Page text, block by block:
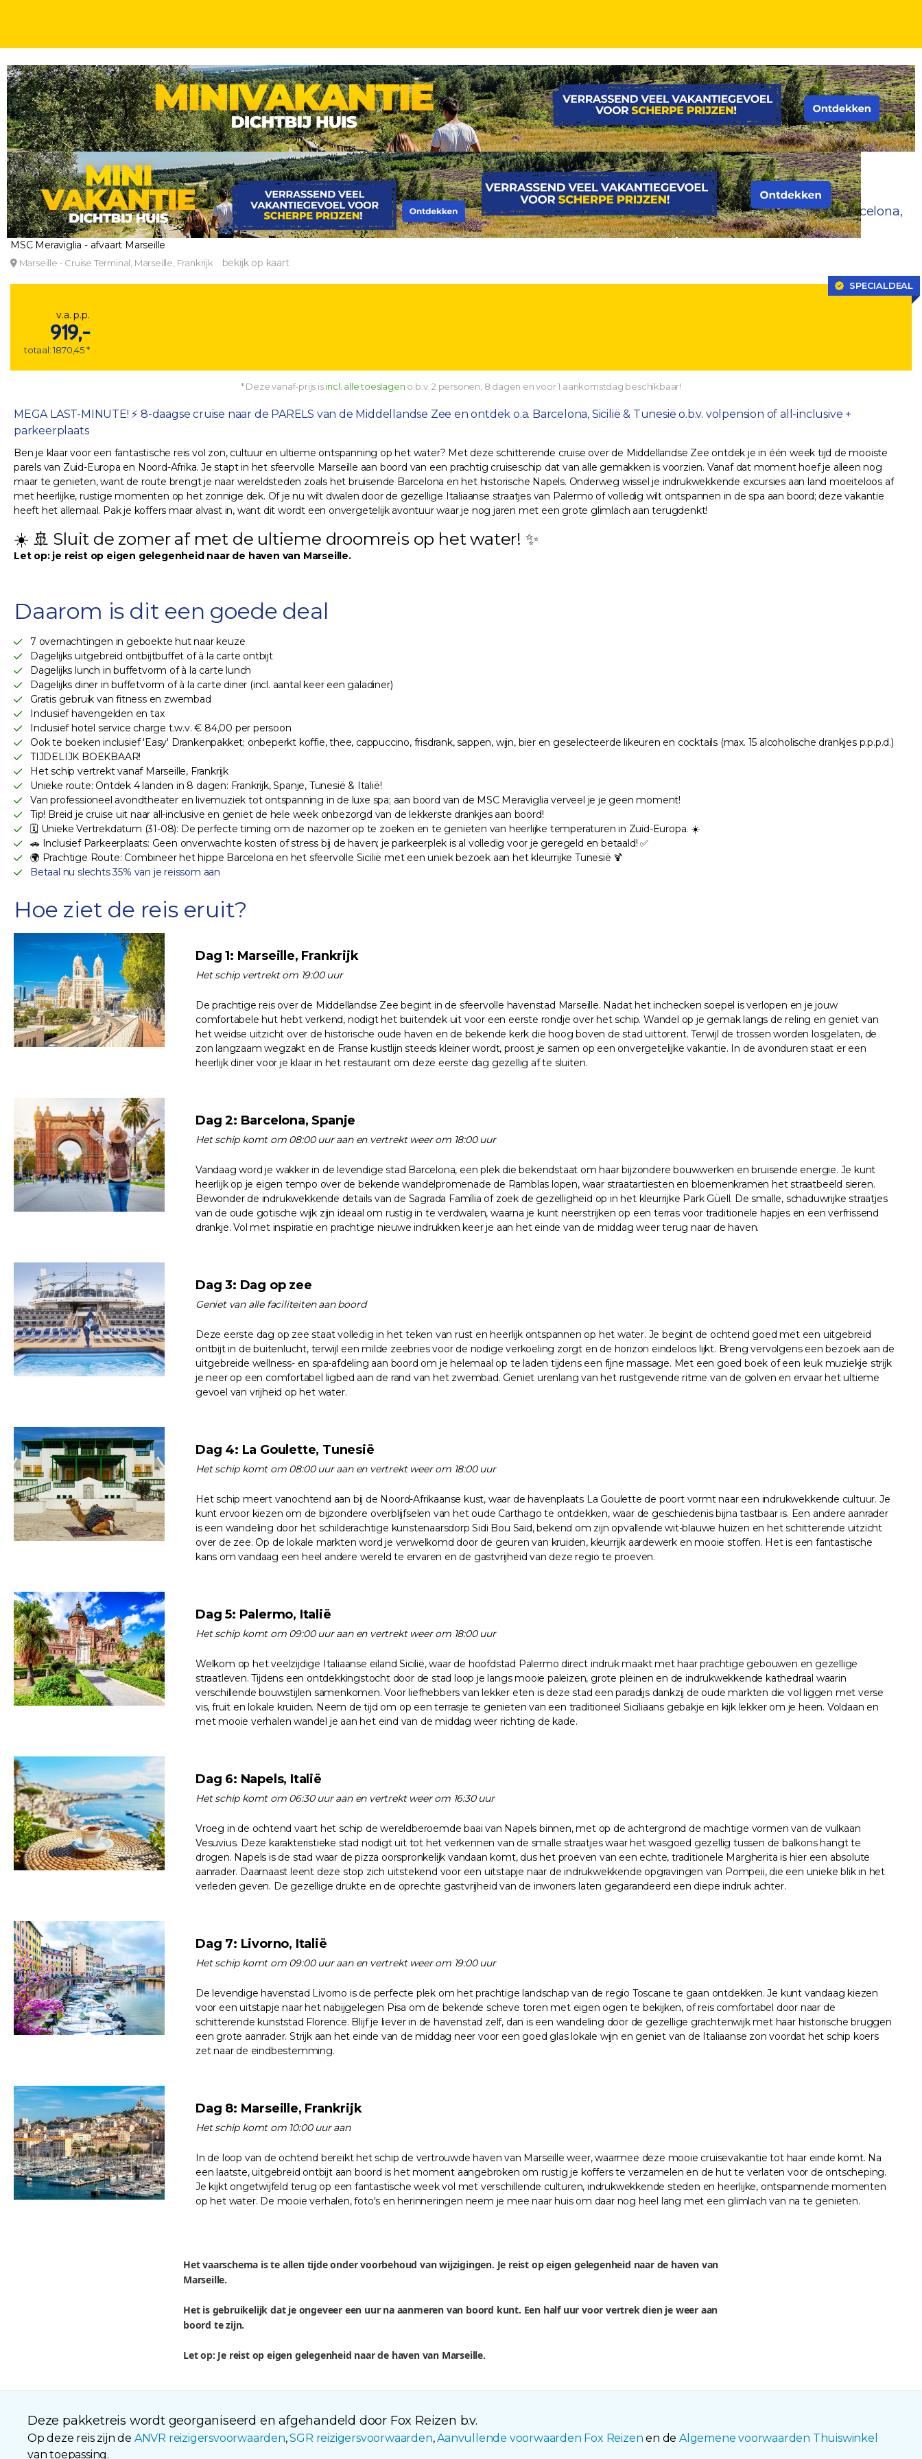
WEEKJE CRUISES 8 DAGEN INCL. ONTBIJT
MEGA LAST-MINUTE! ⚡ Vertrek 31 augustus en ontdek de PARELS van de Middellandse Zee! Cruise mee met de MSC Meraviglia naar o.a. Barcelona,
Sicilië & Tunesië o.b.v. volpension of all-inclusive + parkeerplaats
MSC Meraviglia - afvaart Marseille
Marseille - Cruise Terminal, Marseille, Frankrijk bekijk op kaart
SPECIALDEAL
v.a. p.p.
919,-
totaal: 1870,45 *
* Deze vanaf-prijs isincl. alle toeslagen o.b.v. 2 personen, 8 dagen en voor 1 aankomstdag beschikbaar!
MEGA LAST-MINUTE! ⚡ 8-daagse cruise naar de PARELS van de Middellandse Zee en ontdek o.a. Barcelona, Sicilië & Tunesië o.b.v. volpension of all-inclusive +
parkeerplaats
Ben je klaar voor een fantastische reis vol zon, cultuur en ultieme ontspanning op het water? Met deze schitterende cruise over de Middellandse Zee ontdek je in één week tijd de mooiste
parels van Zuid-Europa en Noord-Afrika. Je stapt in het sfeervolle Marseille aan boord van een prachtig cruiseschip dat van alle gemakken is voorzien. Vanaf dat moment hoef je alleen nog
maar te genieten, want de route brengt je naar wereldsteden zoals het bruisende Barcelona en het historische Napels. Onderweg wissel je indrukwekkende excursies aan land moeiteloos af
met heerlijke, rustige momenten op het zonnige dek. Of je nu wilt dwalen door de gezellige Italiaanse straatjes van Palermo of volledig wilt ontspannen in de spa aan boord; deze vakantie
heeft het allemaal. Pak je koffers maar alvast in, want dit wordt een onvergetelijk avontuur waar je nog jaren met een grote glimlach aan terugdenkt!
☀️ 🚢 Sluit de zomer af met de ultieme droomreis op het water! ✨
Let op: je reist op eigen gelegenheid naar de haven van Marseille.
Daarom is dit een goede deal
7 overnachtingen in geboekte hut naar keuze
Dagelijks uitgebreid ontbijtbuffet of à la carte ontbijt
Dagelijks lunch in buffetvorm of à la carte lunch
Dagelijks diner in buffetvorm of à la carte diner (incl. aantal keer een galadiner)
Gratis gebruik van fitness en zwembad
Inclusief havengelden en tax
Inclusief hotel service charge t.w.v. € 84,00 per persoon
Ook te boeken inclusief 'Easy' Drankenpakket; onbeperkt koffie, thee, cappuccino, frisdrank, sappen, wijn, bier en geselecteerde likeuren en cocktails (max. 15 alcoholische drankjes p.p.p.d.)
TIJDELIJK BOEKBAAR!
Het schip vertrekt vanaf Marseille, Frankrijk
Unieke route: Ontdek 4 landen in 8 dagen: Frankrijk, Spanje, Tunesië & Italië!
Van professioneel avondtheater en livemuziek tot ontspanning in de luxe spa; aan boord van de MSC Meraviglia verveel je je geen moment!
Tip! Breid je cruise uit naar all-inclusive en geniet de hele week onbezorgd van de lekkerste drankjes aan boord!
🗓️ Unieke Vertrekdatum (31-08): De perfecte timing om de nazomer op te zoeken en te genieten van heerlijke temperaturen in Zuid-Europa. ☀️
🚗 Inclusief Parkeerplaats: Geen onverwachte kosten of stress bij de haven; je parkeerplek is al volledig voor je geregeld en betaald! ✅
🌍 Prachtige Route: Combineer het hippe Barcelona en het sfeervolle Sicilië met een uniek bezoek aan het kleurrijke Tunesië 🍹
Betaal nu slechts 35% van je reissom aan
Hoe ziet de reis eruit?
Dag 1: Marseille, Frankrijk
Het schip vertrekt om 19:00 uur
De prachtige reis over de Middellandse Zee begint in de sfeervolle havenstad Marseille. Nadat het inchecken soepel is verlopen en je jouw
comfortabele hut hebt verkend, nodigt het buitendek uit voor een eerste rondje over het schip. Wandel op je gemak langs de reling en geniet van
het weidse uitzicht over de historische oude haven en de bekende kerk die hoog boven de stad uittorent. Terwijl de trossen worden losgelaten, de
zon langzaam wegzakt en de Franse kustlijn steeds kleiner wordt, proost je samen op een onvergetelijke vakantie. In de avonduren staat er een
heerlijk diner voor je klaar in het restaurant om deze eerste dag gezellig af te sluiten.
Dag 2: Barcelona, Spanje
Het schip komt om 08:00 uur aan en vertrekt weer om 18:00 uur
Vandaag word je wakker in de levendige stad Barcelona, een plek die bekendstaat om haar bijzondere bouwwerken en bruisende energie. Je kunt
heerlijk op je eigen tempo over de bekende wandelpromenade de Ramblas lopen, waar straatartiesten en bloemenkramen het straatbeeld sieren.
Bewonder de indrukwekkende details van de Sagrada Família of zoek de gezelligheid op in het kleurrijke Park Güell. De smalle, schaduwrijke straatjes
van de oude gotische wijk zijn ideaal om rustig in te verdwalen, waarna je kunt neerstrijken op een terras voor traditionele hapjes en een verfrissend
drankje. Vol met inspiratie en prachtige nieuwe indrukken keer je aan het einde van de middag weer terug naar de haven.
Dag 3: Dag op zee
Geniet van alle faciliteiten aan boord
Deze eerste dag op zee staat volledig in het teken van rust en heerlijk ontspannen op het water. Je begint de ochtend goed met een uitgebreid
ontbijt in de buitenlucht, terwijl een milde zeebries voor de nodige verkoeling zorgt en de horizon eindeloos lijkt. Breng vervolgens een bezoek aan de
uitgebreide wellness- en spa-afdeling aan boord om je helemaal op te laden tijdens een fijne massage. Met een goed boek of een leuk muziekje strijk
je neer op een comfortabel ligbed aan de rand van het zwembad. Geniet urenlang van het rustgevende ritme van de golven en ervaar het ultieme
gevoel van vrijheid op het water.
Dag 4: La Goulette, Tunesië
Het schip komt om 08:00 uur aan en vertrekt weer om 18:00 uur
Het schip meert vanochtend aan bij de Noord-Afrikaanse kust, waar de havenplaats La Goulette de poort vormt naar een indrukwekkende cultuur. Je
kunt ervoor kiezen om de bijzondere overblijfselen van het oude Carthago te ontdekken, waar de geschiedenis bijna tastbaar is. Een andere aanrader
is een wandeling door het schilderachtige kunstenaarsdorp Sidi Bou Said, bekend om zijn opvallende wit-blauwe huizen en het schitterende uitzicht
over de zee. Op de lokale markten word je verwelkomd door de geuren van kruiden, kleurrijk aardewerk en mooie stoffen. Het is een fantastische
kans om vandaag een heel andere wereld te ervaren en de gastvrijheid van deze regio te proeven.
Dag 5: Palermo, Italië
Het schip komt om 09:00 uur aan en vertrekt weer om 18:00 uur
Welkom op het veelzijdige Italiaanse eiland Sicilië, waar de hoofdstad Palermo direct indruk maakt met haar prachtige gebouwen en gezellige
straatleven. Tijdens een ontdekkingstocht door de stad loop je langs mooie paleizen, grote pleinen en de indrukwekkende kathedraal waarin
verschillende bouwstijlen samenkomen. Voor liefhebbers van lekker eten is deze stad een paradijs dankzij de oude markten die vol liggen met verse
vis, fruit en lokale kruiden. Neem de tijd om op een terrasje te genieten van een traditioneel Siciliaans gebakje en kijk lekker om je heen. Voldaan en
met mooie verhalen wandel je aan het eind van de middag weer richting de kade.
Dag 6: Napels, Italië
Het schip komt om 06:30 uur aan en vertrekt weer om 16:30 uur
Vroeg in de ochtend vaart het schip de wereldberoemde baai van Napels binnen, met op de achtergrond de machtige vormen van de vulkaan
Vesuvius. Deze karakteristieke stad nodigt uit tot het verkennen van de smalle straatjes waar het wasgoed gezellig tussen de balkons hangt te
drogen. Napels is de stad waar de pizza oorspronkelijk vandaan komt, dus het proeven van een echte, traditionele Margherita is hier een absolute
aanrader. Daarnaast leent deze stop zich uitstekend voor een uitstapje naar de indrukwekkende opgravingen van Pompeii, die een unieke blik in het
verleden geven. De gezellige drukte en de oprechte gastvrijheid van de inwoners laten gegarandeerd een diepe indruk achter.
Dag 7: Livorno, Italië
Het schip komt om 09:00 uur aan en vertrekt weer om 19:00 uur
De levendige havenstad Livorno is de perfecte plek om het prachtige landschap van de regio Toscane te gaan ontdekken. Je kunt vandaag kiezen
voor een uitstapje naar het nabijgelegen Pisa om de bekende scheve toren met eigen ogen te bekijken, of reis comfortabel door naar de
schitterende kunststad Florence. Blijf je liever in de havenstad zelf, dan is een wandeling door de gezellige grachtenwijk met haar historische bruggen
een grote aanrader. Strijk aan het einde van de middag neer voor een goed glas lokale wijn en geniet van de Italiaanse zon voordat het schip koers
zet naar de eindbestemming.
Dag 8: Marseille, Frankrijk
Het schip komt om 10:00 uur aan
In de loop van de ochtend bereikt het schip de vertrouwde haven van Marseille weer, waarmee deze mooie cruisevakantie tot haar einde komt. Na
een laatste, uitgebreid ontbijt aan boord is het moment aangebroken om rustig je koffers te verzamelen en de hut te verlaten voor de ontscheping.
Je kijkt ongetwijfeld terug op een fantastische week vol met verschillende culturen, indrukwekkende steden en heerlijke, ontspannende momenten
op het water. De mooie verhalen, foto's en herinneringen neem je mee naar huis om daar nog heel lang met een glimlach van na te genieten.
Het vaarschema is te allen tijde onder voorbehoud van wijzigingen. Je reist op eigen gelegenheid naar de haven van
Marseille.
Het is gebruikelijk dat je ongeveer een uur na aanmeren van boord kunt. Een half uur voor vertrek dien je weer aan
boord te zijn.
Let op: Je reist op eigen gelegenheid naar de haven van Marseille.
Deze pakketreis wordt georganiseerd en afgehandeld door Fox Reizen b.v.
Op deze reis zijn de ANVR reizigersvoorwaarden,SGR reizigersvoorwaarden,Aanvullende voorwaarden Fox Reizen en deAlgemene voorwaarden Thuiswinkel
van toepassing.